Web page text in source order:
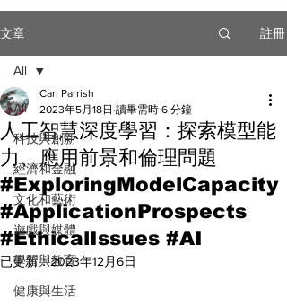
文章 註冊
All
科技與創新
經濟和金融
文化和藝術
遊戲與媒體
學習與教育
健康與生活
All
人工智慧深度學習：探索模型能
力、應用前景和倫理問題
#ExploringModelCapacity
#ApplicationProspects
#EthicalIssues #AI
Carl Parrish
2023年5月18日 讀畢需時 6 分鐘
已更新：2023年12月6日